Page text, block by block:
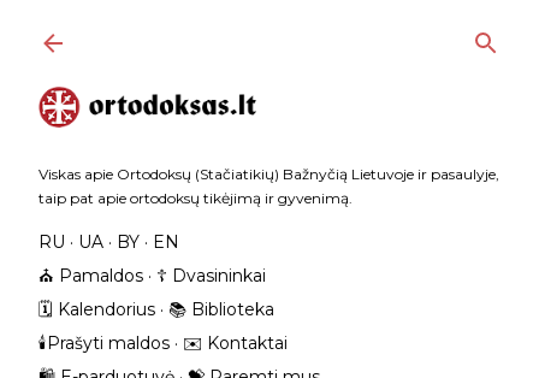
Praleisti ir pereiti prie pagrindinio turinio
Viskas apie Ortodoksų (Stačiatikių) Bažnyčią Lietuvoje ir pasaulyje,
taip pat apie ortodoksų tikėjimą ir gyvenimą.
RU UA BY
EN
⛪️ Pamaldos
☦️ Dvasininkai
🗓️ Kalendorius
📚 Biblioteka
🕯️Prašyti maldos
✉️ Kontaktai